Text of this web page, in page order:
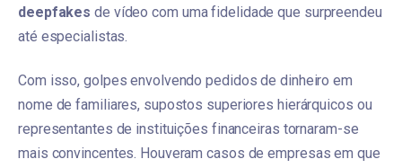
deepfakes de vídeo com uma fidelidade que surpreendeu
até especialistas.
Com isso, golpes envolvendo pedidos de dinheiro em
nome de familiares, supostos superiores hierárquicos ou
representantes de instituições financeiras tornaram-se
mais convincentes. Houveram casos de empresas em que